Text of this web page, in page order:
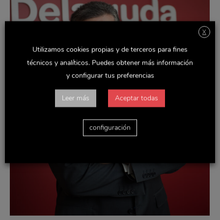
X
Utilizamos cookies propias y de terceros para fines
técnicos y analíticos. Puedes obtener más información
y configurar tus preferencias
Leer más Aceptar todas
configuración